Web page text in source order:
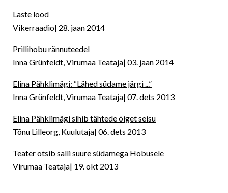
Laste lood
Vikerraadio 28. jaan 2014
Prillihobu rännuteedel
Inna Grünfeldt, Virumaa Teataja 03. jaan 2014
Elina Pähklimägi: “Lähed südame järgi ...”
Inna Grünfeldt, Virumaa Teataja 07. dets 2013
Elina Pähklimägi sihib tähtede õiget seisu
Tõnu Lilleorg, Kuulutaja 06. dets 2013
Teater otsib salli suure südamega Hobusele
Virumaa Teataja 19. okt 2013